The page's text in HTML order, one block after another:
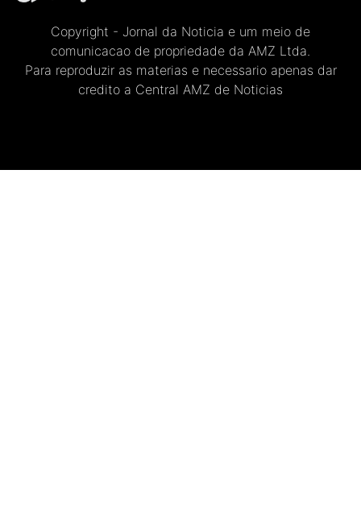
Copyright - Jornal da Noticia e um meio de
comunicacao de propriedade da AMZ Ltda.
Para reproduzir as materias e necessario apenas dar
credito a Central AMZ de Noticias